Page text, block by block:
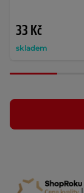
33 Kč
skladem